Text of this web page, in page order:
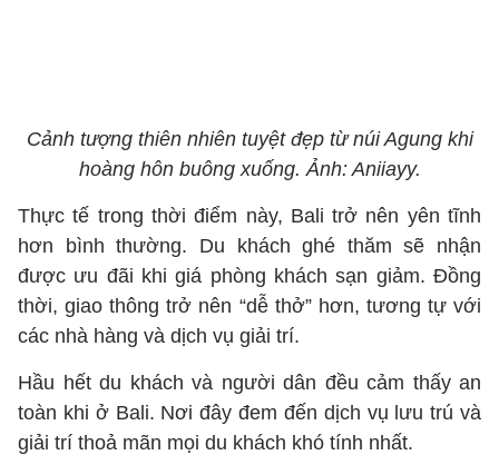
Cảnh tượng thiên nhiên tuyệt đẹp từ núi Agung khi
hoàng hôn buông xuống. Ảnh: Aniiayy.
Thực tế trong thời điểm này, Bali trở nên yên tĩnh
hơn bình thường. Du khách ghé thăm sẽ nhận
được ưu đãi khi giá phòng khách sạn giảm. Đồng
thời, giao thông trở nên “dễ thở” hơn, tương tự với
các nhà hàng và dịch vụ giải trí.
Hầu hết du khách và người dân đều cảm thấy an
toàn khi ở Bali. Nơi đây đem đến dịch vụ lưu trú và
giải trí thoả mãn mọi du khách khó tính nhất.